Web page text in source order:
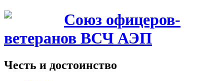
Союз офицеров-
ветеранов ВСЧ АЭП
Честь и достоинство